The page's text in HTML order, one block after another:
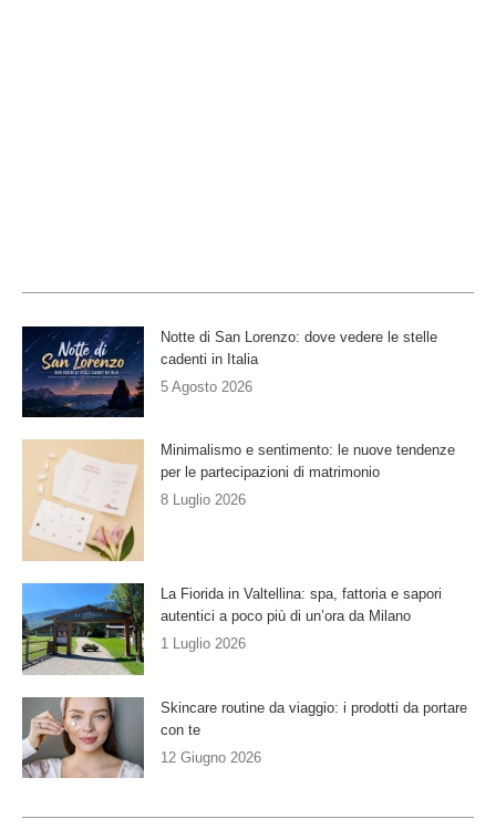
Notte di San Lorenzo: dove vedere le stelle
cadenti in Italia
5 Agosto 2026
Minimalismo e sentimento: le nuove tendenze
per le partecipazioni di matrimonio
8 Luglio 2026
La Fiorida in Valtellina: spa, fattoria e sapori
autentici a poco più di un’ora da Milano
1 Luglio 2026
Skincare routine da viaggio: i prodotti da portare
con te
12 Giugno 2026